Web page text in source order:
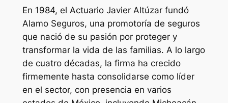
En 1984, el Actuario Javier Altúzar fundó
Alamo Seguros, una promotoría de seguros
que nació de su pasión por proteger y
transformar la vida de las familias. A lo largo
de cuatro décadas, la firma ha crecido
firmemente hasta consolidarse como líder
en el sector, con presencia en varios